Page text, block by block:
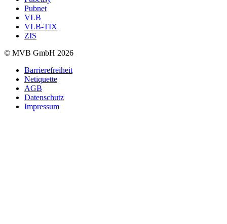
Pubnet
VLB
VLB-TIX
ZIS
© MVB GmbH 2026
Barrierefreiheit
Netiquette
AGB
Datenschutz
Impressum